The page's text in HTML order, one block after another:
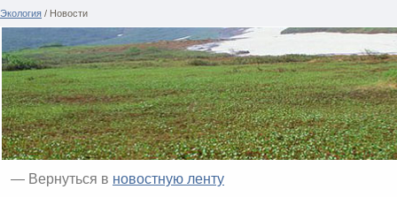
Экология / Новости
— Вернуться в новостную ленту